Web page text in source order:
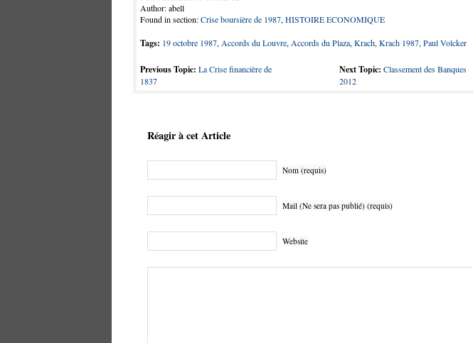
Author: abell
Found in section:Crise boursière de 1987, HISTOIRE ECONOMIQUE
Tags: 19 octobre 1987, Accords du Louvre, Accords du Plaza, Krach, Krach 1987, Paul Volcker
Previous Topic: La Crise financière de
1837
Next Topic: Classement des Banques
2012
Réagir à cet Article
Nom (requis)
Mail (Ne sera pas publié) (requis)
Website